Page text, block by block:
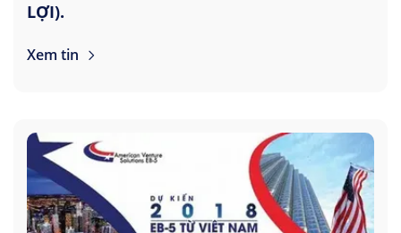
LỢI).
Xem tin